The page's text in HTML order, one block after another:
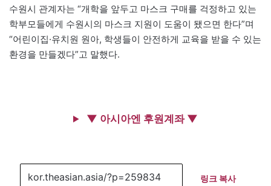
수원시 관계자는 “개학을 앞두고 마스크 구매를 걱정하고 있는
학부모들에게 수원시의 마스크 지원이 도움이 됐으면 한다”며
“어린이집·유치원 원아, 학생들이 안전하게 교육을 받을 수 있는
환경을 만들겠다”고 말했다.
▼ 아시아엔 후원계좌 ▼
링크 복사